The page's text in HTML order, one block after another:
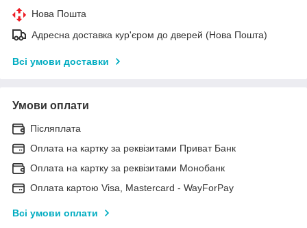
Нова Пошта
Адресна доставка кур'єром до дверей (Нова Пошта)
Всі умови доставки
Умови оплати
Післяплата
Оплата на картку за реквізитами Приват Банк
Оплата на картку за реквізитами Монобанк
Оплата картою Visa, Mastercard - WayForPay
Всі умови оплати